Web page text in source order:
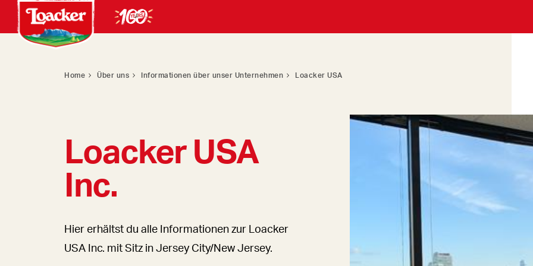
Home Über uns Informationen über unser Unternehmen Loacker USA
Loacker USA
Inc.
Hier erhältst du alle Informationen zur Loacker
USA Inc. mit Sitz in Jersey City/New Jersey.